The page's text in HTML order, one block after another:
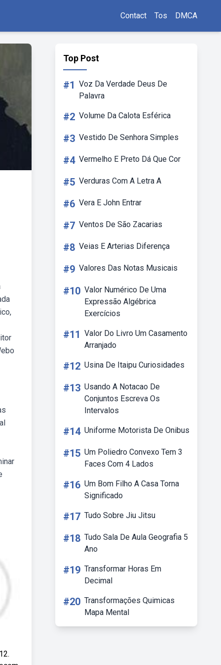
Contact Tos DMCA
Top Post
#1 Voz Da Verdade Deus De
Palavra
#2 Volume Da Calota Esférica
#3 Vestido De Senhora Simples
#4 Vermelho E Preto Dá Que Cor
#5 Verduras Com A Letra A
#6 Vera E John Entrar
#7 Ventos De São Zacarias
#8 Veias E Arterias Diferença
#9 Valores Das Notas Musicais
#10 Valor Numérico De Uma
Expressão Algébrica
Exercícios
#11 Valor Do Livro Um Casamento
Arranjado
#12 Usina De Itaipu Curiosidades
#13 Usando A Notacao De
Conjuntos Escreva Os
Intervalos
#14 Uniforme Motorista De Onibus
#15 Um Poliedro Convexo Tem 3
Faces Com 4 Lados
#16 Um Bom Filho A Casa Torna
Significado
#17 Tudo Sobre Jiu Jitsu
#18 Tudo Sala De Aula Geografia 5
Ano
#19 Transformar Horas Em
Decimal
#20 Transformações Quimicas
Mapa Mental